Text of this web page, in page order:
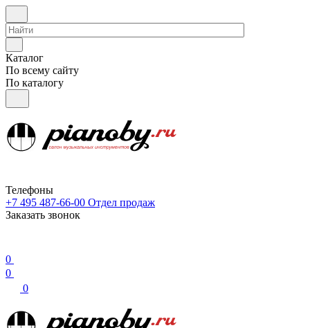
Каталог
По всему сайту
По каталогу
Телефоны
+7 495 487-66-00 Отдел продаж
Заказать звонок
0
0
0